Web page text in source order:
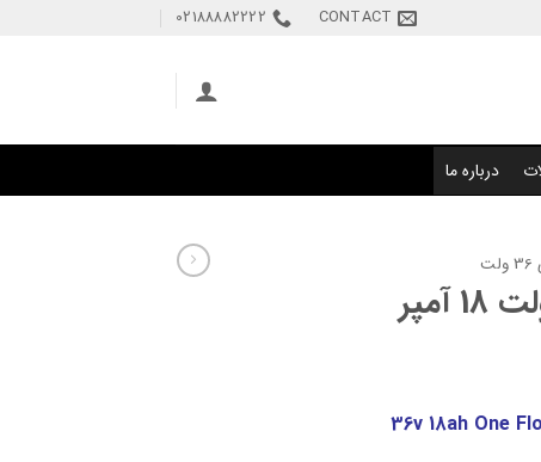
CONTACT
02188882222
درباره ما
36v 18ah One